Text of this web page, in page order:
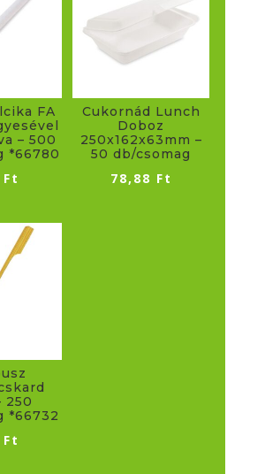
FA
– 500
*66780
Ft
Cukornád Lunch
Doboz
250x162x63mm –
50 db/csomag
78,88 Ft
250
*66732
Ft